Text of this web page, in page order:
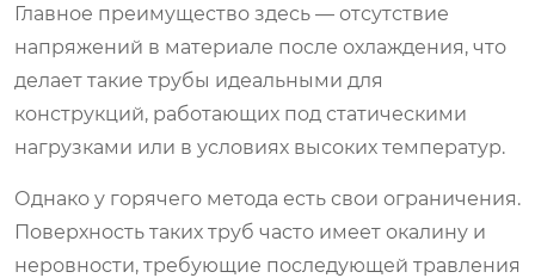
Главное преимущество здесь — отсутствие
напряжений в материале после охлаждения, что
делает такие трубы идеальными для
конструкций, работающих под статическими
нагрузками или в условиях высоких температур.
Однако у горячего метода есть свои ограничения.
Поверхность таких труб часто имеет окалину и
неровности, требующие последующей травления